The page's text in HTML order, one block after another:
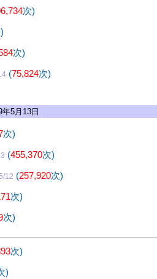
次)
次)
(75,824次)
年5月13日
次)
(455,370次)
12 (257,920次)
次)
次)
次)
)